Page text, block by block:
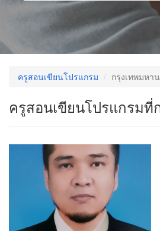
ครูสอนเขียนโปรแกรม กรุงเทพมหา
ครูสอนเขียนโปรแกรมที่